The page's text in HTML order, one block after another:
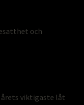
och
årets viktigaste låt